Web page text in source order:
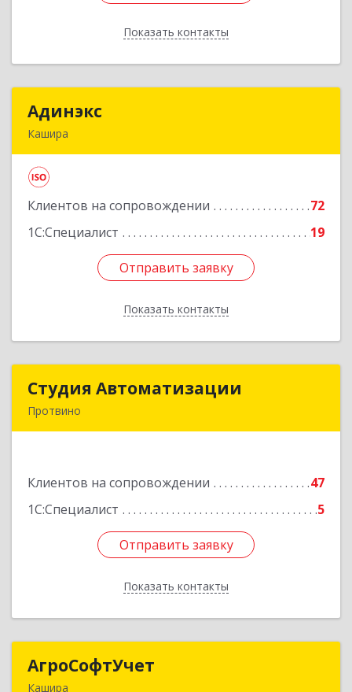
Показать контакты
Назад
Адинэкс
Кашира
Клиентов на сопровождении
72
1С:Специалист
19
Отправить заявку
Показать контакты
Подробнее
Отправить заявку
Назад
Студия Автоматизации
Протвино
Клиентов на сопровождении
47
1С:Специалист
5
Отправить заявку
Показать контакты
Студия Автоматизации
Подробнее
Отправить заявку
Назад
АгроСофтУчет
Кашира